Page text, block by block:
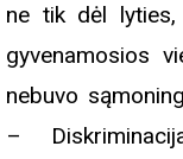
ne tik dėl lyties,
gyvenamosios
nebuvo
–